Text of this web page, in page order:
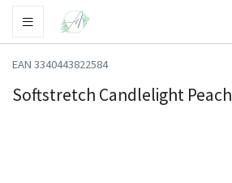
EAN 3340443822584
Softstretch Candlelight Peach